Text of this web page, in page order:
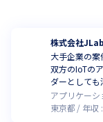
株式会社
大手企業の
双方のIoTの
ダーとして
アプリケー
東京都
年収 :